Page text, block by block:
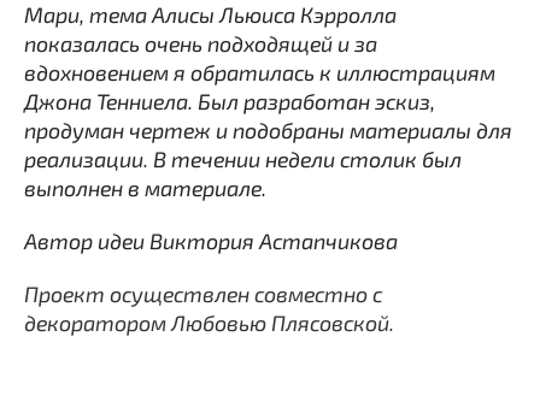
Мари, тема Алисы Льюиса Кэрролла
показалась очень подходящей и за
вдохновением я обратилась к иллюстрациям
Джона Тенниела. Был разработан эскиз,
продуман чертеж и подобраны материалы для
реализации. В течении недели столик был
выполнен в материале.
Автор идеи Виктория Астапчикова
Проект осуществлен совместно с
декоратором Любовью Плясовской.